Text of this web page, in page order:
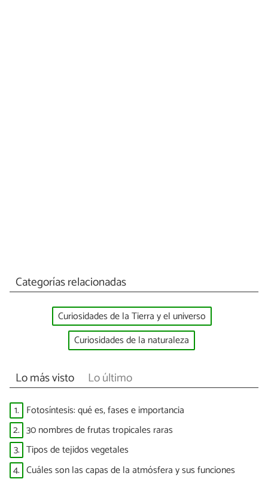
Categorías relacionadas
Curiosidades de la Tierra y el universo
Curiosidades de la naturaleza
Lo más visto Lo último
1. Fotosíntesis: qué es, fases e importancia
2. 30 nombres de frutas tropicales raras
3. Tipos de tejidos vegetales
4. Cuáles son las capas de la atmósfera y sus funciones